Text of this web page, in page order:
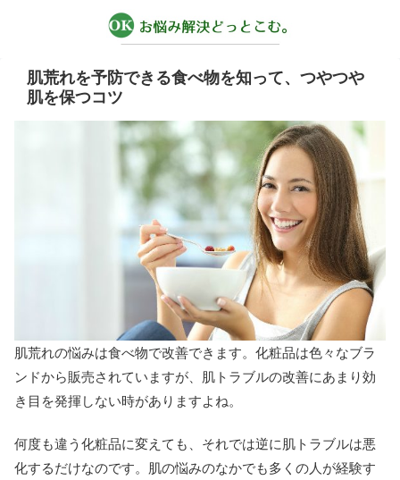
肌荒れを予防できる食べ物を知って、つやつや
肌を保つコツ
肌荒れの悩みは食べ物で改善できます。化粧品は色々なブラ
ンドから販売されていますが、肌トラブルの改善にあまり効
き目を発揮しない時がありますよね。
何度も違う化粧品に変えても、それでは逆に肌トラブルは悪
化するだけなのです。肌の悩みのなかでも多くの人が経験す